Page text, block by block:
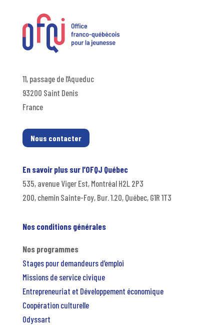
11, passage de l’Aqueduc
93200 Saint Denis
France
Nous contacter
En savoir plus sur l’OFQJ Québec
535, avenue Viger Est, Montréal H2L 2P3
200, chemin Sainte-Foy, Bur. 1.20, Québec, G1R 1T3
Nos conditions générales
Nos programmes
Stages pour demandeurs d’emploi
Missions de service civique
Entrepreneuriat et Développement économique
Coopération culturelle
Odyssart